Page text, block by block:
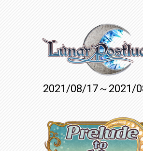
2021/08/17～2021/